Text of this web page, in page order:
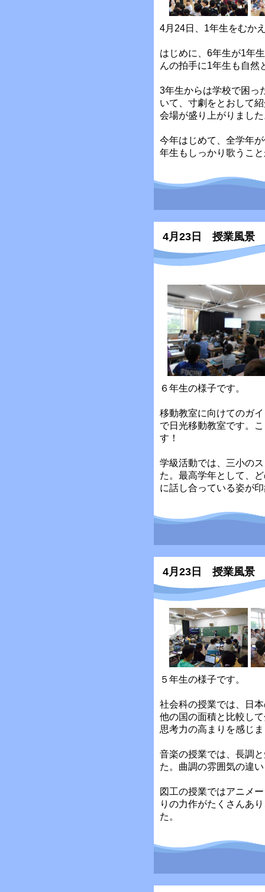
4月24日、1年生をむか
はじめに、6年生が1年
んの拍手に1年生も自然
3年生からは学校で困っ
いて、寸劇をとおして
会場が盛り上がりまし
今年はじめて、全学年
年生もしっかり歌うこ
4月23日 授業風景
６年生の様子です。
移動教室に向けてのガ
で日光移動教室です。
す！
学級活動では、三小の
た。最高学年として、
に話し合っている姿が
4月23日 授業風景
５年生の様子です。
社会科の授業では、日
他の国の面積と比較し
思考力の高まりを感じ
音楽の授業では、長調
た。曲調の雰囲気の違
図工の授業ではアニメ
りの力作がたくさんあ
た。